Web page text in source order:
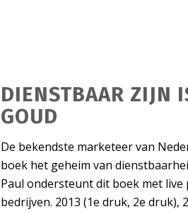
DIENSTBAAR ZIJN
GOUD
De bekendste marketeer van
boek het geheim van
Paul ondersteunt dit boek met live
bedrijven. 2013 (1e druk, 2e druk),